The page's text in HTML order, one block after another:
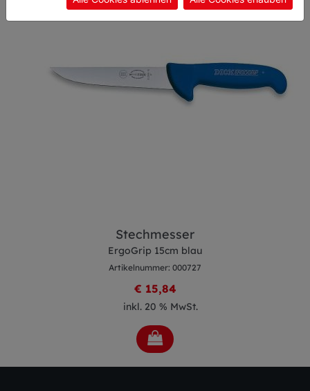
Stechmesser
ErgoGrip 15cm blau
Artikelnummer: 000727
€ 15,84
inkl. 20 % MwSt.